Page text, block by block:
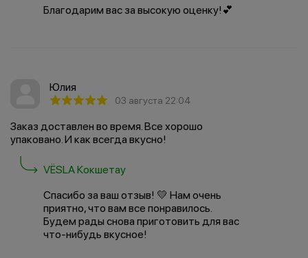
Благодарим вас за высокую оценку!💕
Юлия
03 августа 22:04
Заказ доставлен во время. Все хорошо
упаковано. И как всегда вкусно!
VËSLA Кокшетау
Спасибо за ваш отзыв! 💛 Нам очень
приятно, что вам все понравилось.
Будем рады снова приготовить для вас
что-нибудь вкусное!